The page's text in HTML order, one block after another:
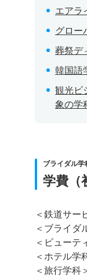
エアラ
グロー
葬祭デ
韓国語
観光ビ
象の学
ブライダル学
学費（
＜鉄道サー
＜ブライダ
＜ビューテ
＜ホテル学
＜旅行学科